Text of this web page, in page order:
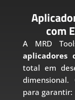
com
A MRD
aplicadores
total em
para garantir: